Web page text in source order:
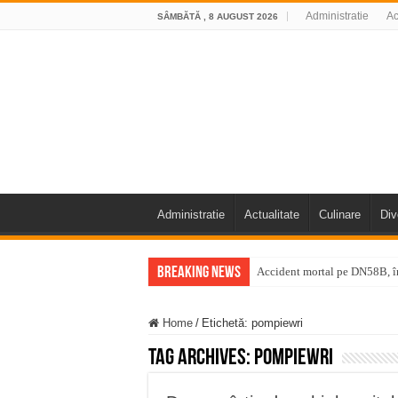
SÂMBĂTĂ , 8 AUGUST 2026 Administratie
Administratie Actualitate Culinare
Breaking News Accident mortal pe DN58B,
Furtuna și vijelia au lovit
Întreruperi temporare ale
Home / Etichetă: pompiewri
Tag Archives: pompiewri